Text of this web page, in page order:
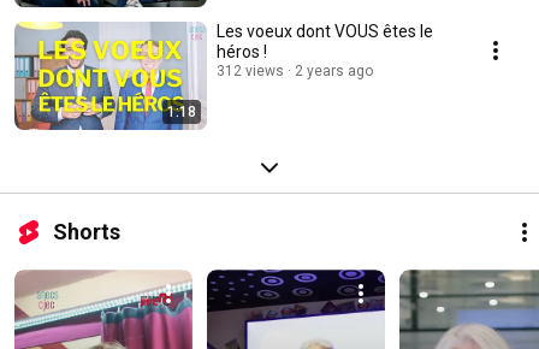
1:18
Les voeux dont VOUS êtes le
héros !
312 views 2 years ago
Shorts